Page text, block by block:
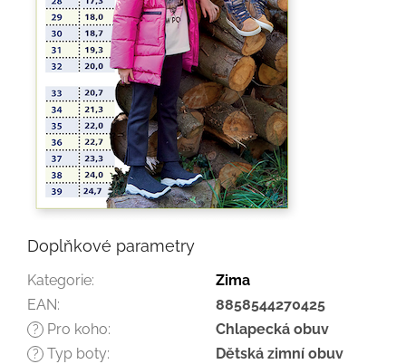
Doplňkové parametry
Kategorie:
Zima
EAN: 8858544270425
? Pro koho: Chlapecká obuv
? Typ boty: Dětská zimní obuv